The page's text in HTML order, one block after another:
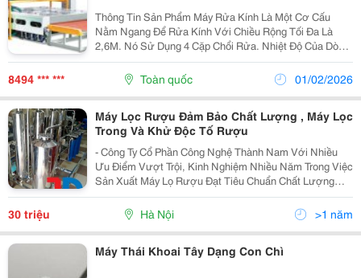
Thông Tin Sản Phẩm Máy Rửa Kính Là Một Cơ Cấu
Nằm Ngang Để Rửa Kính Với Chiều Rộng Tối Đa Là
2,6M. Nó Sử Dụng 4 Cặp Chổi Rửa. Nhiệt Độ Của Dòng
Khí Nóng Để Sấy Khô Kính Có Thể Được Thiết Lập
Trước. Tốc Độ Rửa Của Máy Được Điều Chỉnh Bằng
Động...
8494 *** *** Toàn quốc 01/02/2026
Máy Lọc Rượu Đảm Bảo Chất Lượng , Máy Lọc
Trong Và Khử Độc Tố Rượu
- Công Ty Cổ Phần Công Nghệ Thành Nam Với Nhiều
Ưu Điểm Vượt Trội, Kinh Nghiệm Nhiều Năm Trong Việc
Sản Xuất Máy Lọ Rượu Đạt Tiêu Chuẩn Chất Lượng
Cho Phép. Chúng Tôi Sản Xuất Các Loại Máy Lọc Rượu
Với Các Công Suất Khác Nhau . Máy Lọc Rượu 50
30 triệu Hà Nội >1 năm
Máy Thái Khoai Tây Dạng Con Chì